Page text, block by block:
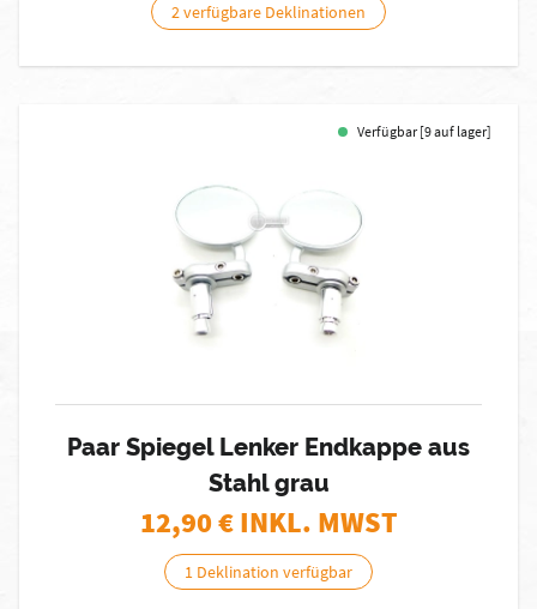
2 verfügbare Deklinationen
Verfügbar [9 auf lager]
Paar Spiegel Lenker Endkappe aus
Stahl grau
12,90€ INKL. MWST
1 Deklination verfügbar